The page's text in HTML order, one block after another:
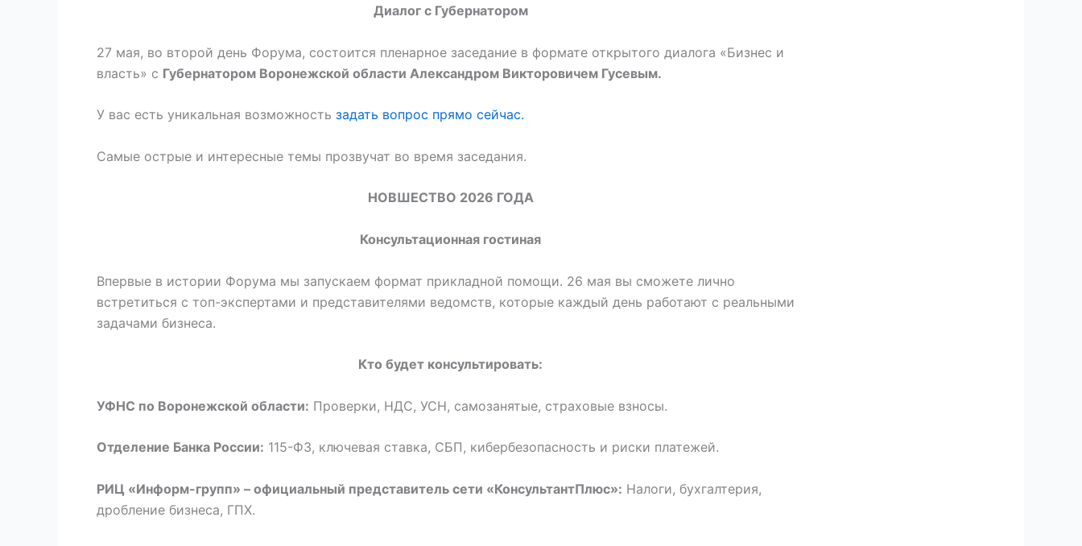
Диалог с Губернатором
27 мая, во второй день Форума, состоится пленарное заседание в формате открытого диалога «Бизнес и
власть» с Губернатором Воронежской области Александром Викторовичем Гусевым.
У вас есть уникальная возможность задать вопрос прямо сейчас.
Самые острые и интересные темы прозвучат во время заседания.
НОВШЕСТВО 2026 ГОДА
Консультационная гостиная
Впервые в истории Форума мы запускаем формат прикладной помощи. 26 мая вы сможете лично
встретиться с топ-экспертами и представителями ведомств, которые каждый день работают с реальными
задачами бизнеса.
Кто будет консультировать:
УФНС по Воронежской области: Проверки, НДС, УСН, самозанятые, страховые взносы.
Отделение Банка России: 115-ФЗ, ключевая ставка, СБП, кибербезопасность и риски платежей.
РИЦ «Информ-групп» – официальный представитель сети «КонсультантПлюс»: Налоги, бухгалтерия,
дробление бизнеса, ГПХ.